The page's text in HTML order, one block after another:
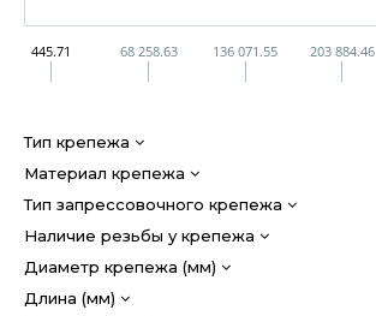
445.71 68 258.63 136 071.55 203 884.46
Тип крепежа
Материал крепежа
Тип запрессовочного крепежа
Наличие резьбы у крепежа
Диаметр крепежа (мм)
Длина (мм)